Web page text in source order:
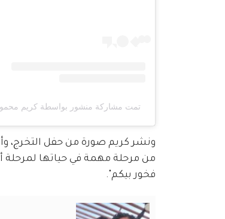
تمت مشاركة منشور بواسطة ‏‎كريم محمود عبد العزيز‎‏ (@‏‎karimmahmoudabdelaziz‎‏)
من مرحلة مهمة في حياتها
فخور بيكم".